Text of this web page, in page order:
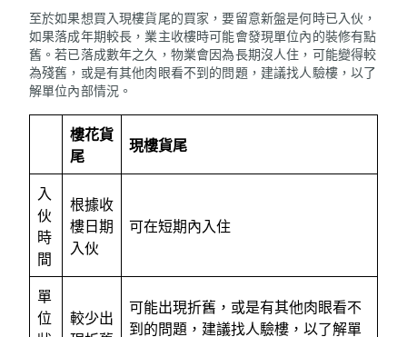
至於如果想買入現樓貨尾的買家，要留意新盤是何時已入伙，
如果落成年期較長，業主收樓時可能會發現單位內的裝修有點
舊。若已落成數年之久，物業會因為長期沒人住，可能變得較
為殘舊，或是有其他肉眼看不到的問題，建議找人驗樓，以了
解單位內部情況。
樓花貨
尾
現樓貨尾
入
伙
時
間
根據收
樓日期
入伙
可在短期內入住
單
位
較少出
可能出現折舊，或是有其他肉眼看不
到的問題，建議找人驗樓，以了解單